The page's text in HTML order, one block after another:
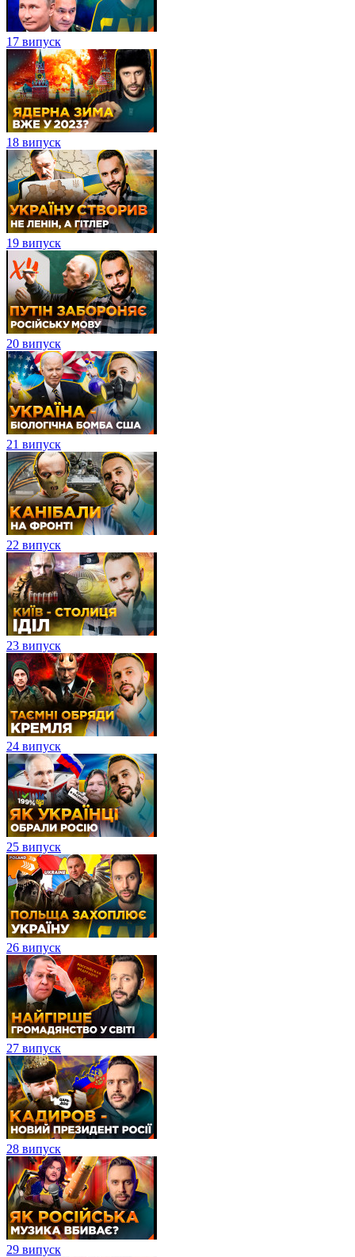
17 випуск
18 випуск
19 випуск
20 випуск
21 випуск
22 випуск
23 випуск
24 випуск
25 випуск
26 випуск
27 випуск
28 випуск
29 випуск